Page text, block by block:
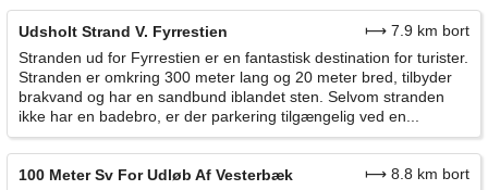
Udsholt Strand V. Fyrrestien
⟼ 7.9 km bort
Stranden ud for Fyrrestien er en fantastisk destination for turister.
Stranden er omkring 300 meter lang og 20 meter bred, tilbyder
brakvand og har en sandbund iblandet sten. Selvom stranden
ikke har en badebro, er der parkering tilgængelig ved en...
100 Meter Sv For Udløb Af Vesterbæk
⟼ 8.8 km bort